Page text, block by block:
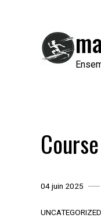
04 juin 2025
UNCATEGORIZED